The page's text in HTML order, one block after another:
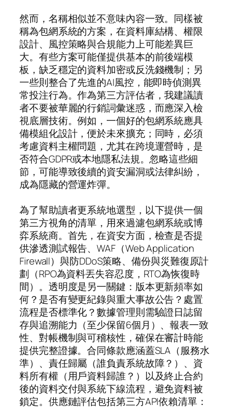
然而，名稱相似並不意味內容一致。同樣被
稱為包網系統的方案，在資料庫結構、權限
設計、風控策略與合規能力上可能差異巨
大。有些方案可能僅提供基本的前後端模
板，缺乏穩定的資料加密或反洗錢機制；另
一些則整合了先進的AI風控，能即時偵測異
常投注行為。作為第三方評估者，我建議讀
者不要被華麗的行銷詞彙迷惑，而應深入檢
視底層技術。例如，一個好的包網系統應具
備模組化設計，便於未來擴充；同時，必須
考慮資料主權問題，尤其在跨境運營時，是
否符合GDPR或本地隱私法規。忽略這些細
節，可能導致後續的資安漏洞或法律糾紛，
成為隱藏的營運炸彈。
為了幫助讀者更系統地選型，以下提供一個
第三方視角的清單，用來過濾包網系統或博
弈系統商。首先，在資安方面，檢查是否提
供滲透測試報告、WAF（Web Application
Firewall）與防DDoS策略、備份與災難復原計
劃（RPO為資料丟失容忍度，RTO為恢復時
間）。透明度是另一關鍵：版本更新頻率如
何？是否有變更紀錄與重大事故公告？處置
流程是否標準化？數據管理則需驗證日誌留
存與追溯能力（至少保留6個月）、報表一致
性、對帳機制與可稽核性，確保在審計時能
提供完整證據。合同條款應涵蓋SLA（服務水
準）、責任歸屬（誰負責系統故障？）、資
料所有權（用戶資料歸誰？）以及終止合約
後的資料交付與系統下線流程，避免資料被
鎖定。供應鏈評估包括第三方API依賴清單：